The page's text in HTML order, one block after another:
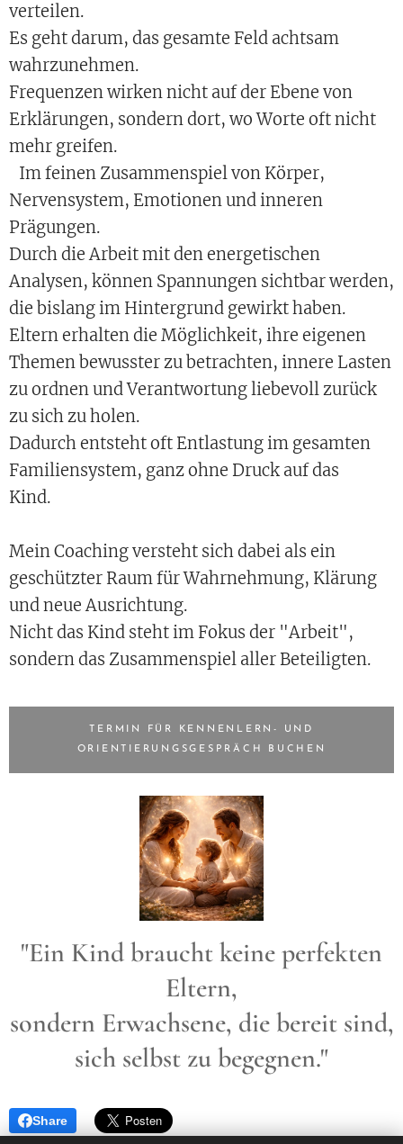
verteilen.
Es geht darum, das gesamte Feld achtsam
wahrzunehmen.
Frequenzen wirken nicht auf der Ebene von
Erklärungen, sondern dort, wo Worte oft nicht
mehr greifen.
Im feinen Zusammenspiel von Körper,
Nervensystem, Emotionen und inneren
Prägungen.
Durch die Arbeit mit den energetischen
Analysen, können Spannungen sichtbar werden,
die bislang im Hintergrund gewirkt haben.
Eltern erhalten die Möglichkeit, ihre eigenen
Themen bewusster zu betrachten, innere Lasten
zu ordnen und Verantwortung liebevoll zurück
zu sich zu holen.
Dadurch entsteht oft Entlastung im gesamten
Familiensystem, ganz ohne Druck auf das
Kind.
Mein Coaching versteht sich dabei als ein
geschützter Raum für Wahrnehmung, Klärung
und neue Ausrichtung.
Nicht das Kind steht im Fokus der "Arbeit",
sondern das Zusammenspiel aller Beteiligten.
TERMIN FÜR KENNENLERN- UND
ORIENTIERUNGSGESPRÄCH BUCHEN
"Ein Kind braucht keine perfekten
Eltern,
sondern Erwachsene, die bereit sind,
sich selbst zu begegnen."
Share